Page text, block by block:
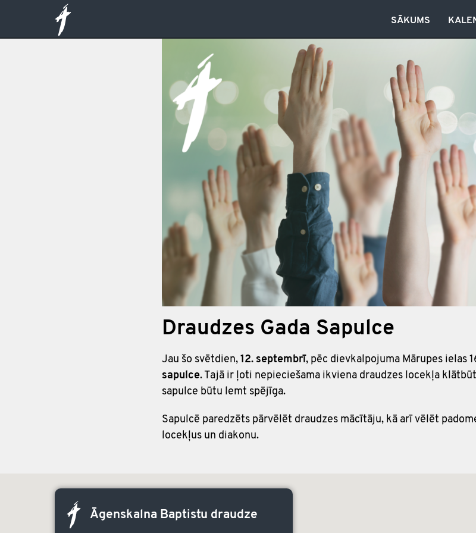
SĀKUMS
Draudzes Gada Sapulce
Jau šo svētdien, 12. septembrī, pēc dievkalpojuma Mārupes ielas
sapulce. Tajā ir ļoti nepieciešama ikviena draudzes locekļa
sapulce būtu lemt spējīga.
Sapulcē paredzēts pārvēlēt draudzes mācītāju, kā arī vēlēt
locekļus un diakonu.
Āgenskalna Baptistu draudze